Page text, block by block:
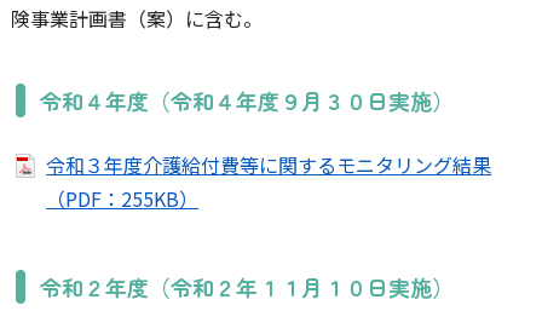
険事業計画書（案）に含む。
令和４年度（令和４年度９月３０日実施）
令和３年度介護給付費等に関するモニタリング結果
（PDF：255KB）
令和２年度（令和２年１１月１０日実施）